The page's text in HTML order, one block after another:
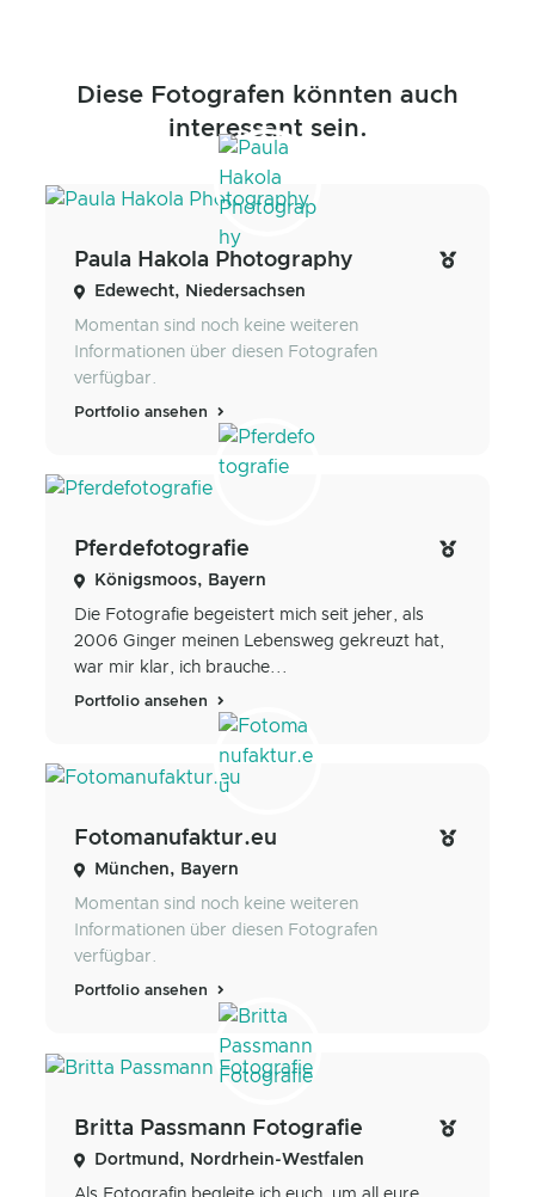
Diese Fotografen könnten auch
interessant sein.
Paula Hakola Photography
Edewecht, Niedersachsen
Momentan sind noch keine weiteren
Informationen über diesen Fotografen
verfügbar.
Portfolio ansehen
Pferdefotografie
Königsmoos, Bayern
Die Fotografie begeistert mich seit jeher, als
2006 Ginger meinen Lebensweg gekreuzt hat,
war mir klar, ich brauche...
Portfolio ansehen
Fotomanufaktur.eu
München, Bayern
Momentan sind noch keine weiteren
Informationen über diesen Fotografen
verfügbar.
Portfolio ansehen
Britta Passmann Fotografie
Dortmund, Nordrhein-Westfalen